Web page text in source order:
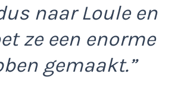
naar Loule en
ze een enorme
gemaakt.”